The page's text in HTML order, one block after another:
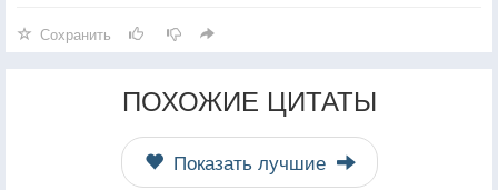
Сохранить
ПОХОЖИЕ ЦИТАТЫ
Показать лучшие